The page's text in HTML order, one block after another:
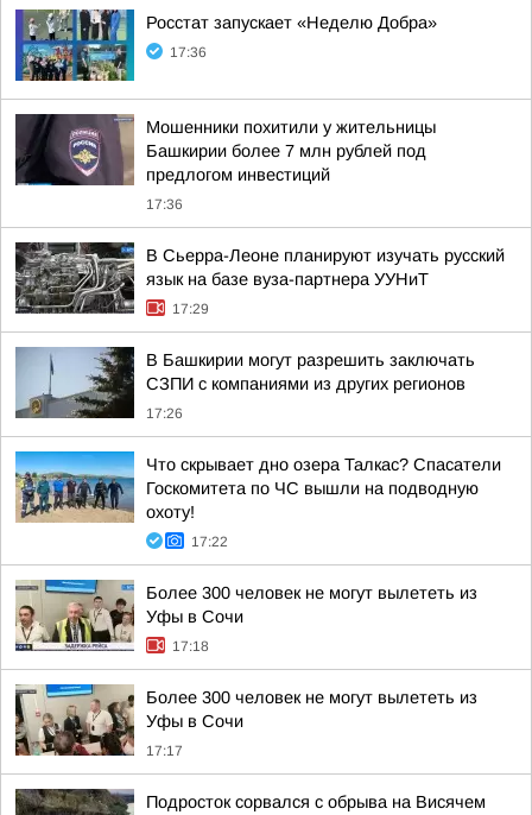
Росстат запускает «Неделю Добра»
17:36
Мошенники похитили у жительницы
Башкирии более 7 млн рублей под
предлогом инвестиций
17:36
В Сьерра-Леоне планируют изучать русский
язык на базе вуза-партнера УУНиТ
17:29
В Башкирии могут разрешить заключать
СЗПИ с компаниями из других регионов
17:26
Что скрывает дно озера Талкас? Спасатели
Госкомитета по ЧС вышли на подводную
охоту!
17:22
Более 300 человек не могут вылететь из
Уфы в Сочи
17:18
Более 300 человек не могут вылететь из
Уфы в Сочи
17:17
Подросток сорвался с обрыва на Висячем